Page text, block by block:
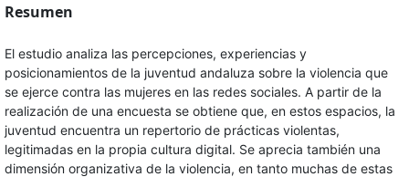
Resumen
El estudio analiza las percepciones, experiencias y
posicionamientos de la juventud andaluza sobre la violencia que
se ejerce contra las mujeres en las redes sociales. A partir de la
realización de una encuesta se obtiene que, en estos espacios, la
juventud encuentra un repertorio de prácticas violentas,
legitimadas en la propia cultura digital. Se aprecia también una
dimensión organizativa de la violencia, en tanto muchas de estas